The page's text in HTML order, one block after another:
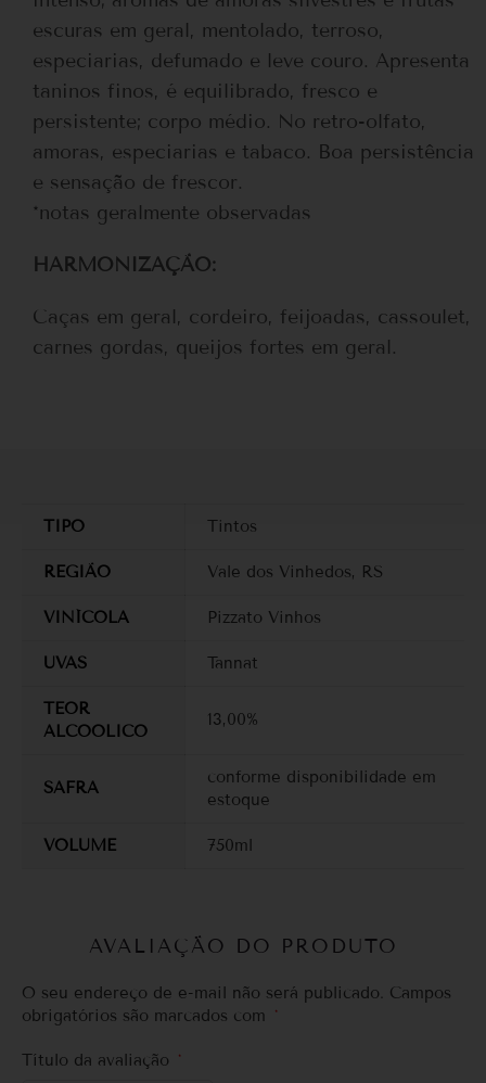
escuras em geral, mentolado, terroso,
especiarias, defumado e leve couro. Apresenta
taninos finos, é equilibrado, fresco e
persistente; corpo médio. No retro-olfato,
amoras, especiarias e tabaco. Boa persistência
e sensação de frescor.
*notas geralmente observadas
HARMONIZAÇÃO:
Caças em geral, cordeiro, feijoadas, cassoulet,
carnes gordas, queijos fortes em geral.
TIPO Tintos
REGIÃO Vale dos Vinhedos, RS
VINÍCOLA Pizzato Vinhos
UVAS Tannat
TEOR
ALCOOLICO
13,00%
SAFRA
conforme disponibilidade em
estoque
VOLUME 750ml
AVALIAÇÃO DO PRODUTO
O seu endereço de e-mail não será publicado. Campos
obrigatórios são marcados com
*
Título da avaliação *